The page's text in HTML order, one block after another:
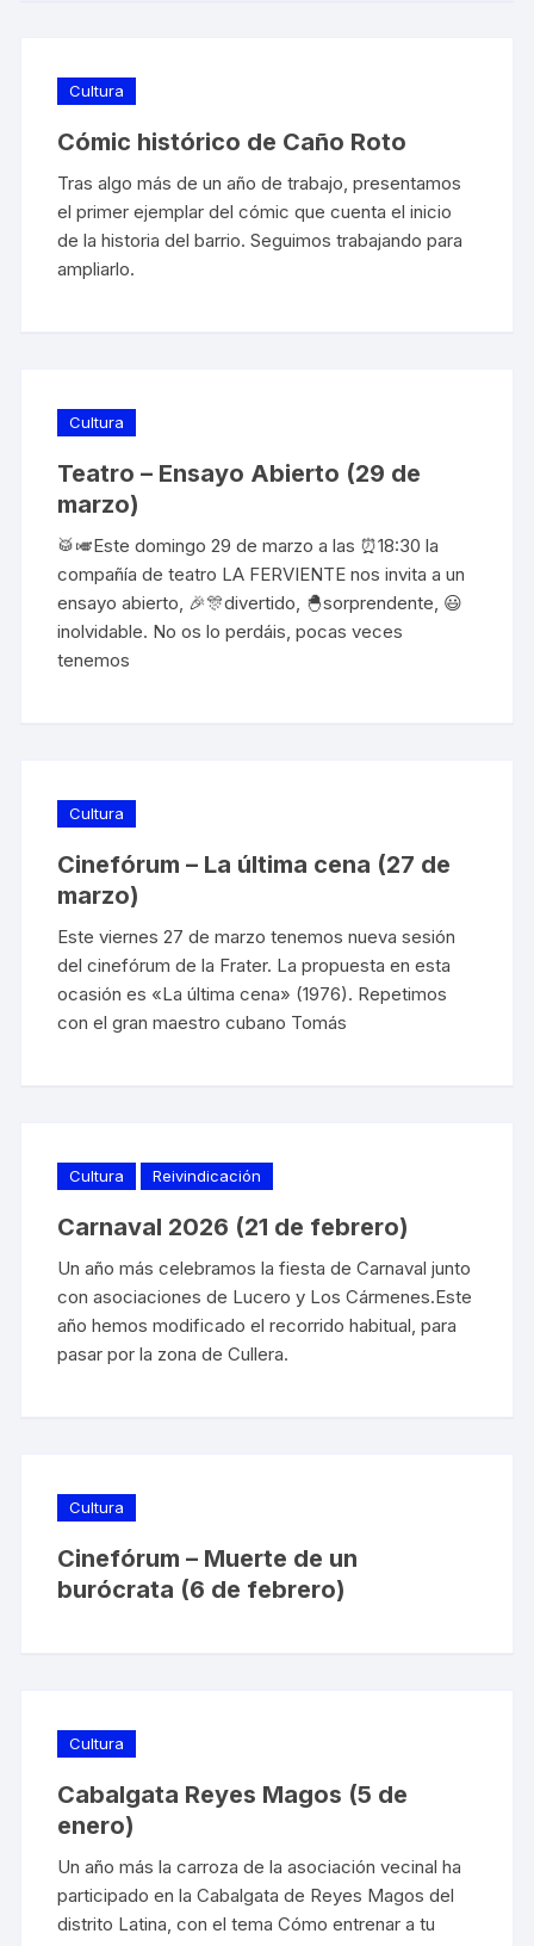
Cultura
Cómic histórico de Caño Roto
Tras algo más de un año de trabajo, presentamos
el primer ejemplar del cómic que cuenta el inicio
de la historia del barrio. Seguimos trabajando para
ampliarlo.
Cultura
Teatro – Ensayo Abierto (29 de
marzo)
🥁🎺Este domingo 29 de marzo a las ⏰18:30 la
compañía de teatro LA FERVIENTE nos invita a un
ensayo abierto, 🎉🎊divertido, 🐣sorprendente, 😃
inolvidable. No os lo perdáis, pocas veces
tenemos
Cultura
Cinefórum – La última cena (27 de
marzo)
Este viernes 27 de marzo tenemos nueva sesión
del cinefórum de la Frater. La propuesta en esta
ocasión es «La última cena» (1976). Repetimos
con el gran maestro cubano Tomás
Cultura Reivindicación
Carnaval 2026 (21 de febrero)
Un año más celebramos la fiesta de Carnaval junto
con asociaciones de Lucero y Los Cármenes.Este
año hemos modificado el recorrido habitual, para
pasar por la zona de Cullera.
Cultura
Cinefórum – Muerte de un
burócrata (6 de febrero)
Cultura
Cabalgata Reyes Magos (5 de
enero)
Un año más la carroza de la asociación vecinal ha
participado en la Cabalgata de Reyes Magos del
distrito Latina, con el tema Cómo entrenar a tu